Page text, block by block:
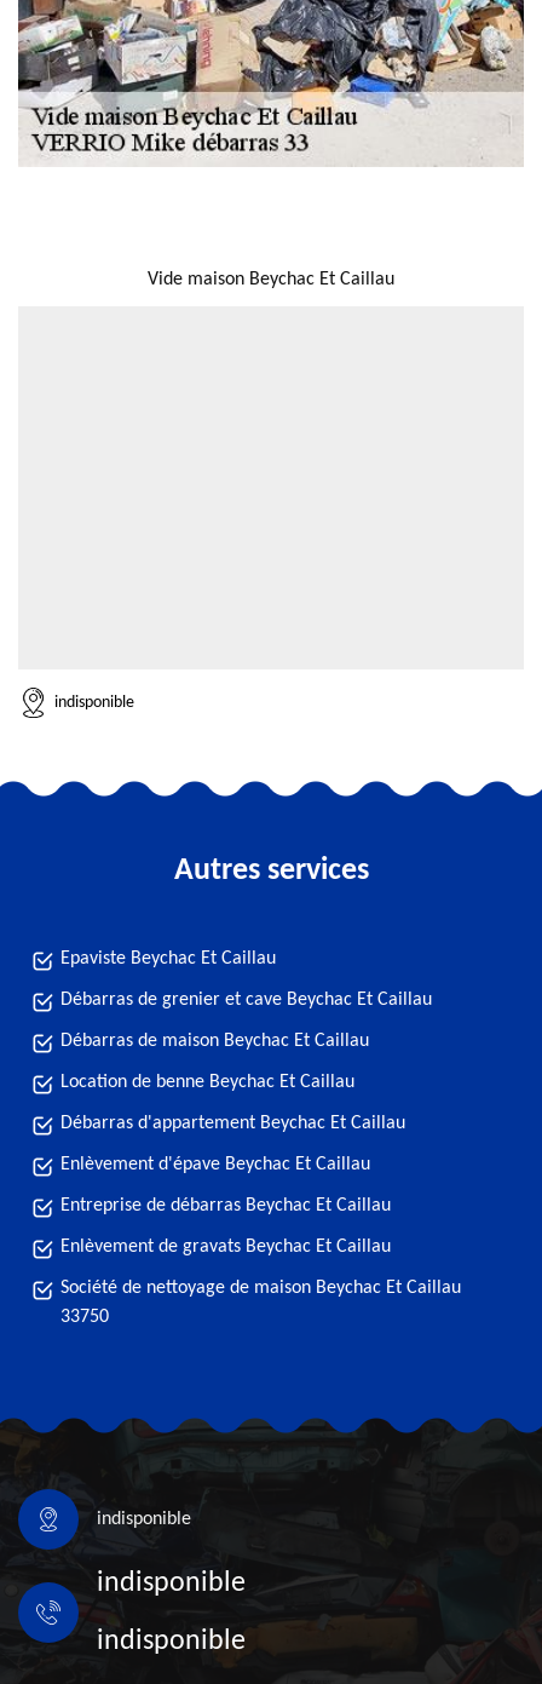
Vide maison Beychac Et Caillau
indisponible
Autres services
Epaviste Beychac Et Caillau
Débarras de grenier et cave Beychac Et Caillau
Débarras de maison Beychac Et Caillau
Location de benne Beychac Et Caillau
Débarras d'appartement Beychac Et Caillau
Enlèvement d'épave Beychac Et Caillau
Entreprise de débarras Beychac Et Caillau
Enlèvement de gravats Beychac Et Caillau
Société de nettoyage de maison Beychac Et Caillau
33750
indisponible
indisponible
indisponible